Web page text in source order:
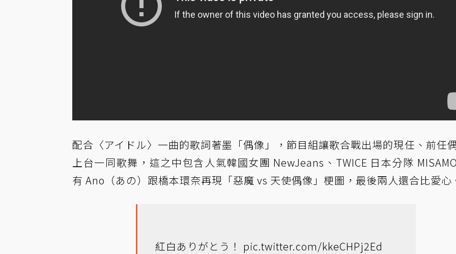
配合〈アイドル〉一曲的歌詞著墨「偶像」，節目組讓歌合戰出場的現任、前任
上台一同歌舞，這之中包含人氣韓國女團 NewJeans、TWICE 日本分隊
有 Ano（あの）跟橋本環奈再現「惡魔 vs 天使偶像」梗圖，最後兩人還合比愛心
紅白ありがとう！ pic.twitter.com/kkeCHPj2Ed